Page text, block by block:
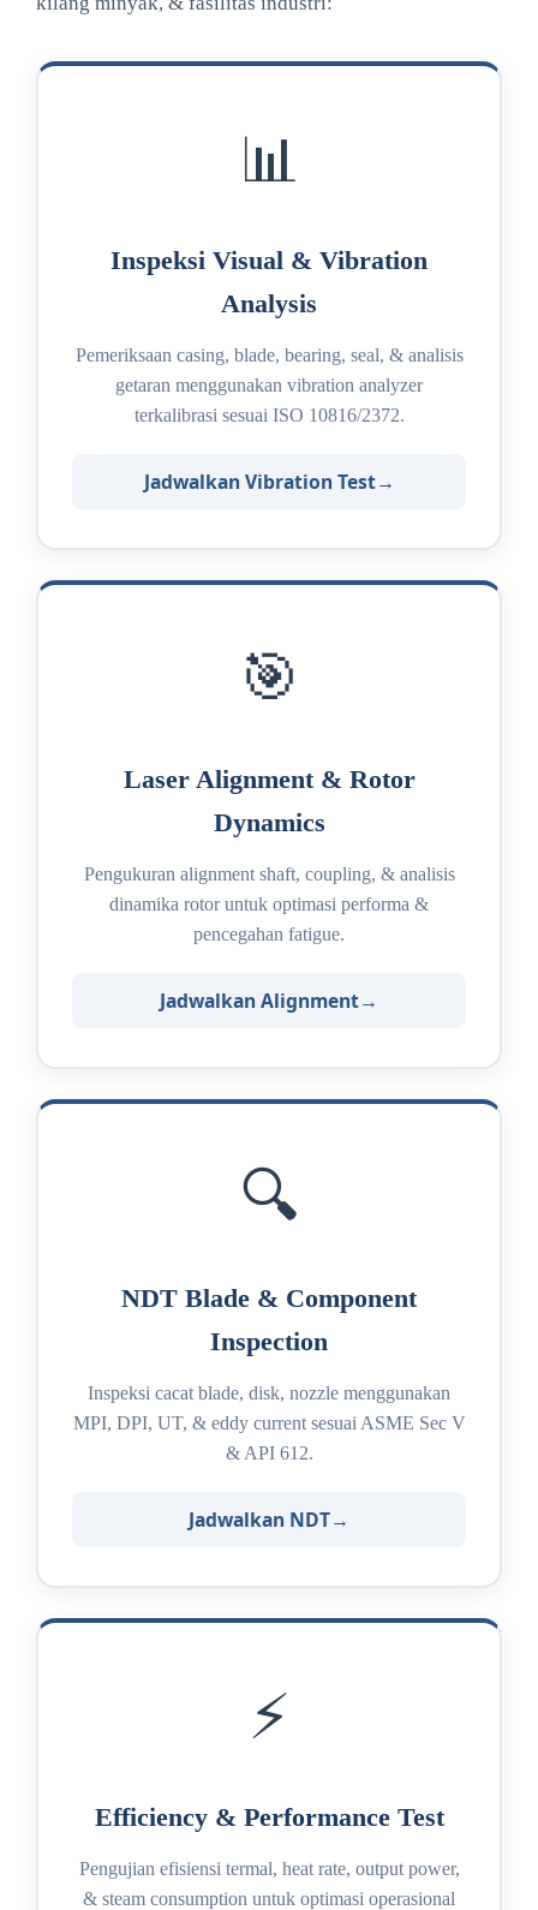
📊
Inspeksi Visual & Vibration
Analysis
Pemeriksaan casing, blade, bearing, seal, & analisis
getaran menggunakan vibration analyzer
terkalibrasi sesuai ISO 10816/2372.
Jadwalkan Vibration Test
🎯
Laser Alignment & Rotor
Dynamics
Pengukuran alignment shaft, coupling, & analisis
dinamika rotor untuk optimasi performa &
pencegahan fatigue.
Jadwalkan Alignment
🔍
NDT Blade & Component
Inspection
Inspeksi cacat blade, disk, nozzle menggunakan
MPI, DPI, UT, & eddy current sesuai ASME Sec V
& API 612.
Jadwalkan NDT
⚡
Efficiency & Performance Test
Pengujian efisiensi termal, heat rate, output power,
& steam consumption untuk optimasi operasional